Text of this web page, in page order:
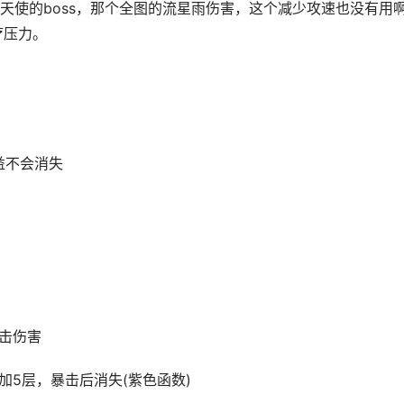
使的boss，那个全图的流星雨伤害，这个减少攻速也没有用
力。
不会消失
伤害
5层，暴击后消失(紫色函数)